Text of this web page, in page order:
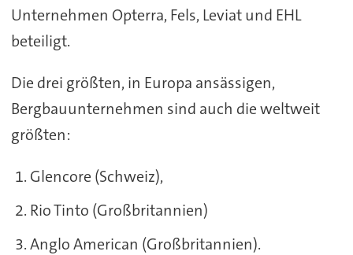
Unternehmen Opterra, Fels, Leviat und EHL
beteiligt.
Die drei größten, in Europa ansässigen,
Bergbauunternehmen sind auch die weltweit
größten:
Glencore (Schweiz),
Rio Tinto (Großbritannien)
Anglo American (Großbritannien).